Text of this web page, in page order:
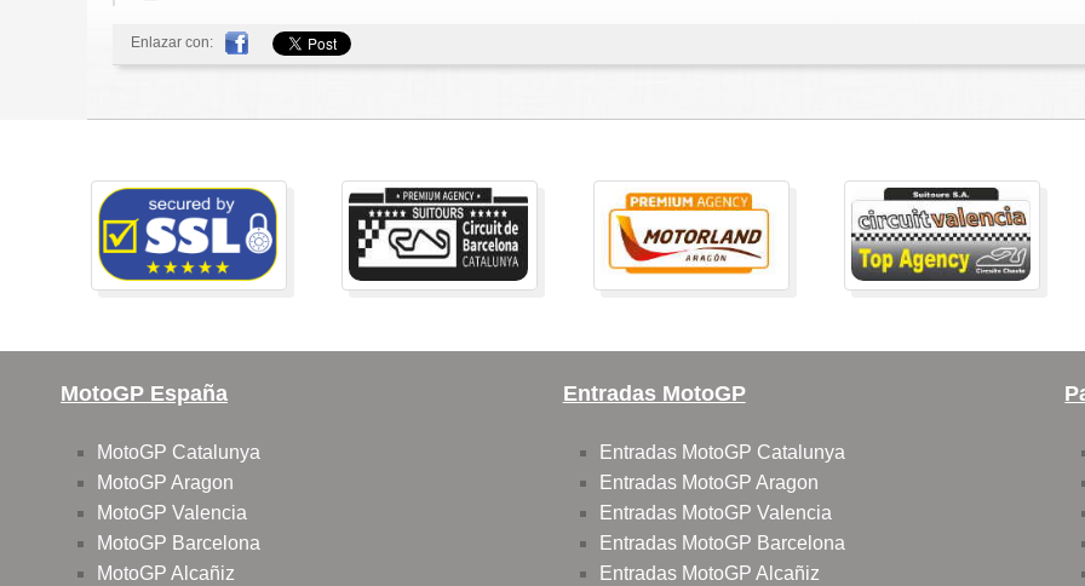
Enlazar con:
MotoGP España
MotoGP Catalunya
MotoGP Aragon
MotoGP Valencia
MotoGP Barcelona
MotoGP Alcañiz
Entradas MotoGP
Entradas MotoGP Catalunya
Entradas MotoGP Aragon
Entradas MotoGP Valencia
Entradas MotoGP Barcelona
Entradas MotoGP Alcañiz